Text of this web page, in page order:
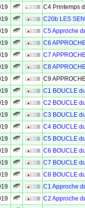
C4 Printemps
C20b LES
C5 Approche
C6
C7
C8
C9
C1 BOUCLE
C2 BOUCLE
C3 BOUCLE
C4 BOUCLE
C5 BOUCLE
C6 BOUCLE
C7 BOUCLE
C8 BOUCLE
C1 Approche
C2 Approche